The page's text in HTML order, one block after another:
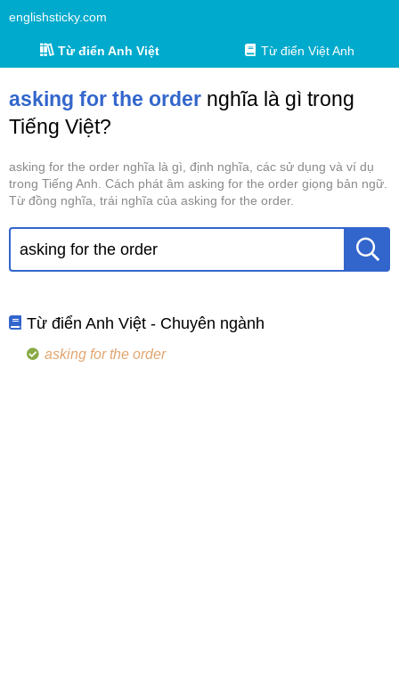
englishsticky.com
Từ điển Anh Việt Từ điển Việt Anh
asking for the order nghĩa là gì trong
Tiếng Việt?
asking for the order nghĩa là gì, định nghĩa, các sử dụng và ví dụ
trong Tiếng Anh. Cách phát âm asking for the order giọng bản ngữ.
Từ đồng nghĩa, trái nghĩa của asking for the order.
Từ điển Anh Việt - Chuyên ngành
asking for the order